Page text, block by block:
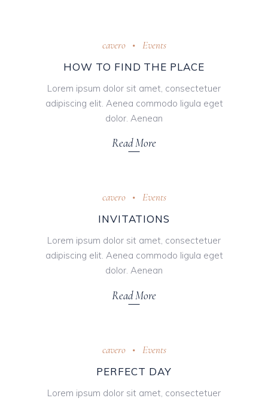
cavero
Events
HOW TO FIND THE PLACE
Lorem ipsum dolor sit amet, consectetuer
adipiscing elit. Aenea commodo ligula eget
dolor. Aenean
Read More
cavero
Events
INVITATIONS
Lorem ipsum dolor sit amet, consectetuer
adipiscing elit. Aenea commodo ligula eget
dolor. Aenean
Read More
cavero
Events
PERFECT DAY
Lorem ipsum dolor sit amet, consectetuer